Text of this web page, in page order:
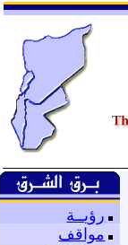
رؤيــة
مواقف